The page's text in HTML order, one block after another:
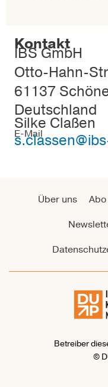
Kontakt
IBS GmbH
Otto-Hahn-
61137
Deutschland
Silke Claßen
E-Mail
Über uns Abo
Betreiber
©